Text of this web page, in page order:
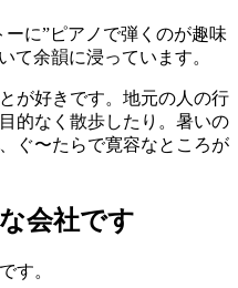
に”ピアノで弾くのが趣味
て余韻に浸っています。
が好きです。地元の人の行
的なく散歩したり。暑いの
ぐ〜たらで寛容なところが
会社です
す。